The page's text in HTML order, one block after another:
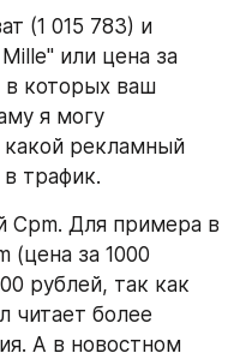
(1 015 783) и
или цена за
в которых ваш
я могу
какой рекламный
трафик.
Cpm. Для примера в
(цена за 1000
рублей, так как
читает более
А в новостном